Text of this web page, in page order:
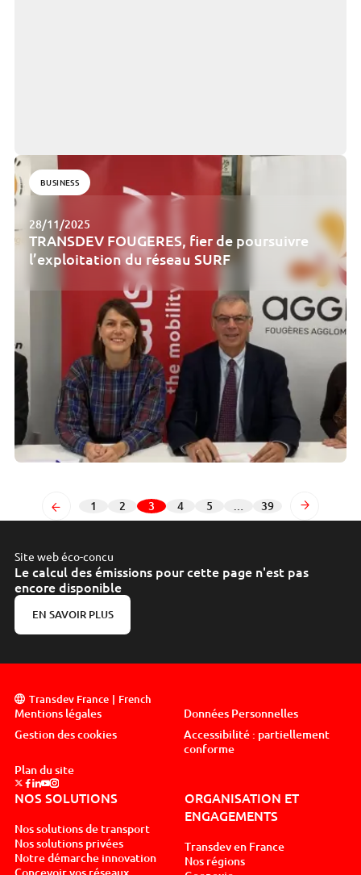
BUSINESS
28/11/2025
TRANSDEV FOUGERES, fier de poursuivre
l’exploitation du réseau SURF
Page
1
Page
2
Page
3
Page
4
Page
5
Page
39 Suivant
Site web éco-concu
Le calcul des émissions pour cette page n'est pas
encore disponible
EN SAVOIR PLUS
Transdev France French
Mentions légales
Données Personnelles
Gestion des cookies
Accessibilité : partiellement
conforme
Plan du site
Suivez nous sur x, nouvel onglet
Suivez nous sur facebook, nouvel onglet
Suivez nous sur linkedin, nouvel onglet
Suivez nous sur youtube, nouvel onglet
NOS SOLUTIONS
Nos solutions de transport
Nos solutions privées
Notre démarche innovation
Concevoir vos réseaux
ORGANISATION ET
ENGAGEMENTS
Transdev en France
Nos régions